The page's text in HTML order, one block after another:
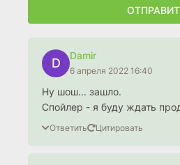
D
Damir
6 апреля 2022 16:40
Ну шош... зашло.
Спойлер - я буду ждать
Ответить Цитировать